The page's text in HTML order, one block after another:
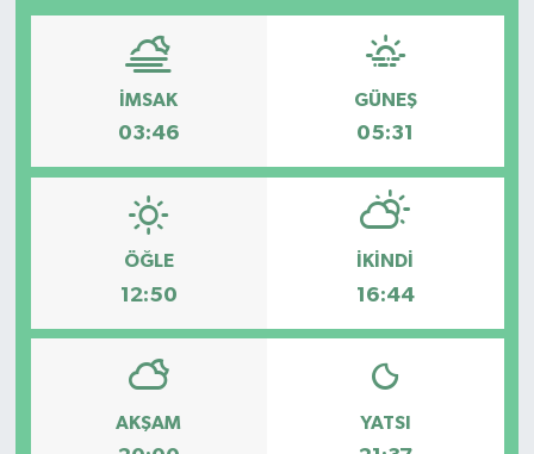
İMSAK
03:46
GÜNEŞ
05:31
ÖĞLE
12:50
İKINDI
16:44
AKŞAM YATSI